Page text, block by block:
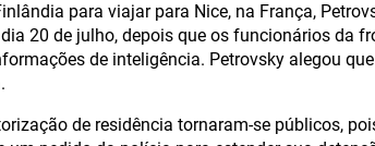
para viajar para Nice, na França,
20 de julho, depois que os funcionários da
de inteligência. Petrovsky alegou
de residência tornaram-se públicos,